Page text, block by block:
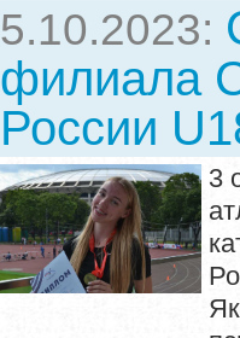
5.10.2023:
филиала
России
3